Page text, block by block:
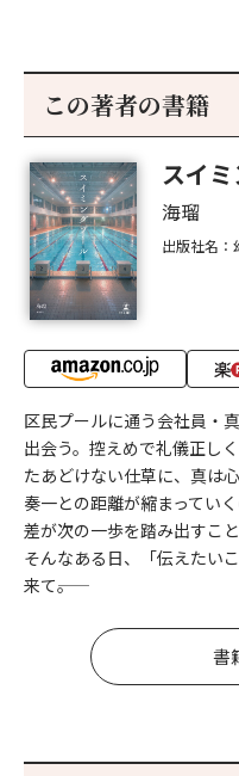
この著者の書籍
スイ
海瑠
出版社名：
区民プールに通う会社員・
出会う。控えめで礼儀正し
たあどけない仕草に、真は
奏一との距離が縮まってい
差が次の一歩を踏み出すこ
そんなある日、「伝えたい
来て――。
書